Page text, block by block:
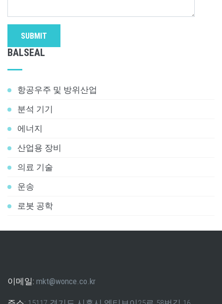
SUBMIT
BALSEAL
항공우주 및 방위산업
분석 기기
에너지
산업용 장비
의료 기술
운송
로봇 공학
이메일: mkt@wonce.co.kr